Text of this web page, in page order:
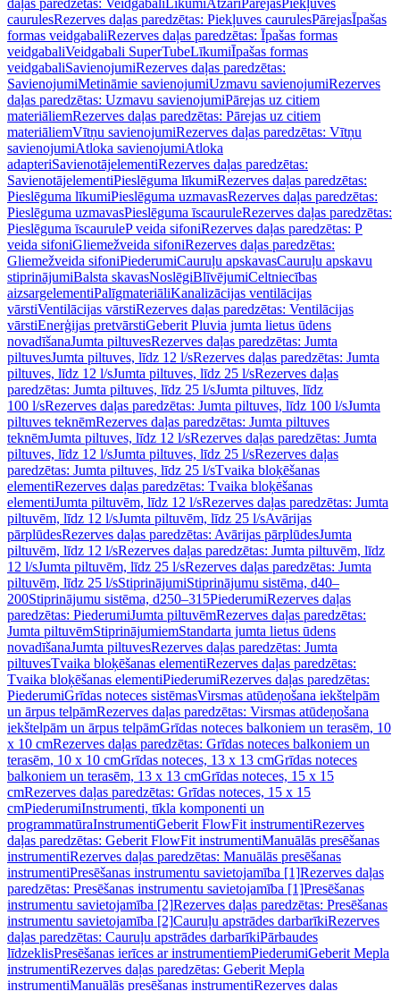
daļas paredzētas: Veidgabali LīkumiAtzari PārejasPiekļuves
caurulesRezerves daļas paredzētas: Piekļuves caurulesPārejasĪpašas
formas veidgabaliRezerves daļas paredzētas: Īpašas formas
veidgabaliVeidgabali SuperTubeLīkumiĪpašas formas
veidgabaliSavienojumiRezerves daļas paredzētas:
SavienojumiMetināmie savienojumiUzmavu savienojumiRezerves
daļas paredzētas: Uzmavu savienojumiPārejas uz citiem
materiāliemRezerves daļas paredzētas: Pārejas uz citiem
materiāliemVītņu savienojumiRezerves daļas paredzētas: Vītņu
savienojumiAtloka savienojumiAtloka
adapteriSavienotājelementiRezerves daļas paredzētas:
SavienotājelementiPieslēguma līkumiRezerves daļas paredzētas:
Pieslēguma līkumiPieslēguma uzmavasRezerves daļas paredzētas:
Pieslēguma uzmavasPieslēguma īscauruleRezerves daļas paredzētas:
Pieslēguma īscauruleP veida sifoniRezerves daļas paredzētas: P
veida sifoniGliemežveida sifoniRezerves daļas paredzētas:
Gliemežveida sifoniPiederumiCauruļu apskavasCauruļu apskavu
stiprinājumiBalsta skavasNoslēgiBlīvējumiCeltniecības
aizsargelementiPalīgmateriāliKanalizācijas ventilācijas
vārstiVentilācijas vārstiRezerves daļas paredzētas: Ventilācijas
vārstiEnerģijas pretvārstiGeberit Pluvia jumta lietus ūdens
novadīšanaJumta piltuvesRezerves daļas paredzētas: Jumta
piltuvesJumta piltuves, līdz 12 l/sRezerves daļas paredzētas: Jumta
piltuves, līdz 12 l/sJumta piltuves, līdz 25 l/sRezerves daļas
paredzētas: Jumta piltuves, līdz 25 l/sJumta piltuves, līdz
100 l/sRezerves daļas paredzētas: Jumta piltuves, līdz 100 l/sJumta
piltuves teknēmRezerves daļas paredzētas: Jumta piltuves
teknēmJumta piltuves, līdz 12 l/sRezerves daļas paredzētas: Jumta
piltuves, līdz 12 l/sJumta piltuves, līdz 25 l/sRezerves daļas
paredzētas: Jumta piltuves, līdz 25 l/sTvaika bloķēšanas
elementiRezerves daļas paredzētas: Tvaika bloķēšanas
elementiJumta piltuvēm, līdz 12 l/sRezerves daļas paredzētas: Jumta
piltuvēm, līdz 12 l/sJumta piltuvēm, līdz 25 l/sAvārijas
pārplūdesRezerves daļas paredzētas: Avārijas pārplūdesJumta
piltuvēm, līdz 12 l/sRezerves daļas paredzētas: Jumta piltuvēm, līdz
12 l/sJumta piltuvēm, līdz 25 l/sRezerves daļas paredzētas: Jumta
piltuvēm, līdz 25 l/sStiprinājumiStiprinājumu sistēma, d40–
200Stiprinājumu sistēma, d250–315PiederumiRezerves daļas
paredzētas: PiederumiJumta piltuvēmRezerves daļas paredzētas:
Jumta piltuvēmStiprinājumiemStandarta jumta lietus ūdens
novadīšanaJumta piltuvesRezerves daļas paredzētas: Jumta
piltuvesTvaika bloķēšanas elementiRezerves daļas paredzētas:
Tvaika bloķēšanas elementiPiederumiRezerves daļas paredzētas:
PiederumiGrīdas noteces sistēmasVirsmas atūdeņošana iekštelpām
un ārpus telpāmRezerves daļas paredzētas: Virsmas atūdeņošana
iekštelpām un ārpus telpāmGrīdas noteces balkoniem un terasēm, 10
x 10 cmRezerves daļas paredzētas: Grīdas noteces balkoniem un
terasēm, 10 x 10 cmGrīdas noteces, 13 x 13 cmGrīdas noteces
balkoniem un terasēm, 13 x 13 cmGrīdas noteces, 15 x 15
cmRezerves daļas paredzētas: Grīdas noteces, 15 x 15
cmPiederumiInstrumenti, tīkla komponenti un
programmatūraInstrumentiGeberit FlowFit instrumentiRezerves
daļas paredzētas: Geberit FlowFit instrumentiManuālās presēšanas
instrumentiRezerves daļas paredzētas: Manuālās presēšanas
instrumentiPresēšanas instrumentu savietojamība [1]Rezerves daļas
paredzētas: Presēšanas instrumentu savietojamība [1]Presēšanas
instrumentu savietojamība [2]Rezerves daļas paredzētas: Presēšanas
instrumentu savietojamība [2]Cauruļu apstrādes darbarīkiRezerves
daļas paredzētas: Cauruļu apstrādes darbarīkiPārbaudes
līdzeklisPresēšanas ierīces ar instrumentiemPiederumiGeberit Mepla
instrumentiRezerves daļas paredzētas: Geberit Mepla
instrumentiManuālās presēšanas instrumentiRezerves daļas